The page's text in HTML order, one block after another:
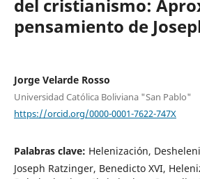
del cristianismo:
pensamiento de
Jorge Velarde Rosso
Universidad Católica Boliviana "San Pablo"
https://orcid.org/0000-0001-7622-747X
Palabras clave: Helenización,
Joseph Ratzinger, Benedicto XVI,